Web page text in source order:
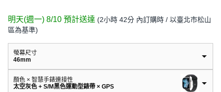
明天(週一) 8/10 預計送達 (2小時 42分 內訂購時 / 以臺北市松山
區為基準)
螢幕尺寸
46mm
顏色 × 智慧手錶連接性
太空灰色 + S/M黑色運動型錶帶 × GPS